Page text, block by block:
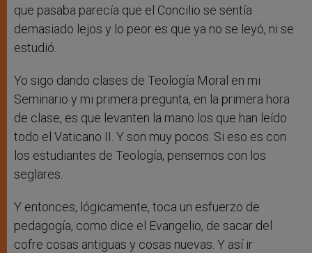
que pasaba parecía que el Concilio se sentía
demasiado lejos y lo peor es que ya no se leyó, ni se
estudió.
Yo sigo dando clases de Teología Moral en mi
Seminario y mi primera pregunta, en la primera hora
de clase, es que levanten la mano los que han leído
todo el Vaticano II. Y son muy pocos. Si eso es con
los estudiantes de Teología, pensemos con los
seglares.
Y entonces, lógicamente, toca un esfuerzo de
pedagogía, como dice el Evangelio, de sacar del
cofre cosas antiguas y cosas nuevas. Y así ir